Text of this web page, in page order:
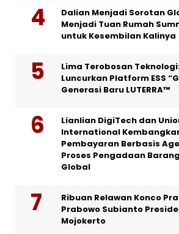
Dalian Menjadi Sorotan
Menjadi Tuan Rumah
untuk Kesembilan Kalinya
Lima Terobosan
Luncurkan Platform ESS
Generasi Baru LUTERRA™
Lianlian DigiTech dan
International
Pembayaran Berbasis
Proses Pengadaan
Global
Ribuan Relawan Konco
Prabowo Subianto
Mojokerto